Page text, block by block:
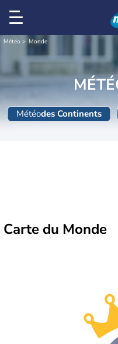
Météo Monde
Météodes Continents
Carte du Monde